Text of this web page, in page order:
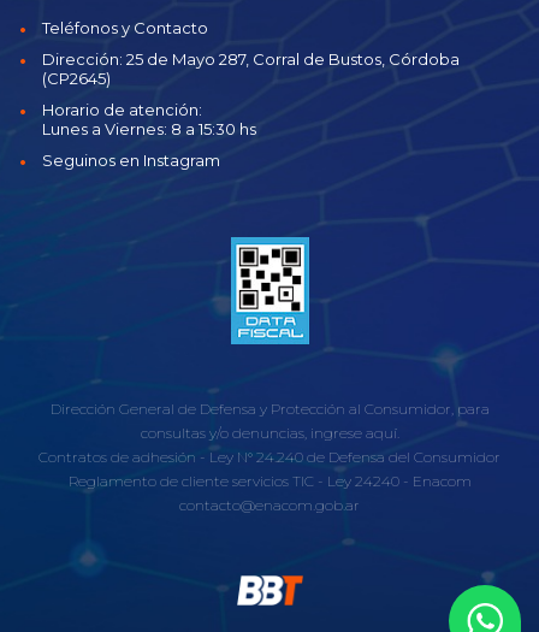
Teléfonos y Contacto
Dirección: 25 de Mayo 287, Corral de Bustos, Córdoba
(CP2645)
Horario de atención:
Lunes a Viernes: 8 a 15:30 hs
Seguinos en Instagram
Dirección General de Defensa y Protección al Consumidor, para
consultas y/o denuncias, ingrese aquí.
Contratos de adhesión - Ley N° 24.240 de Defensa del Consumidor
Reglamento de cliente servicios TIC - Ley 24240- Enacom
contacto@enacom.gob.ar